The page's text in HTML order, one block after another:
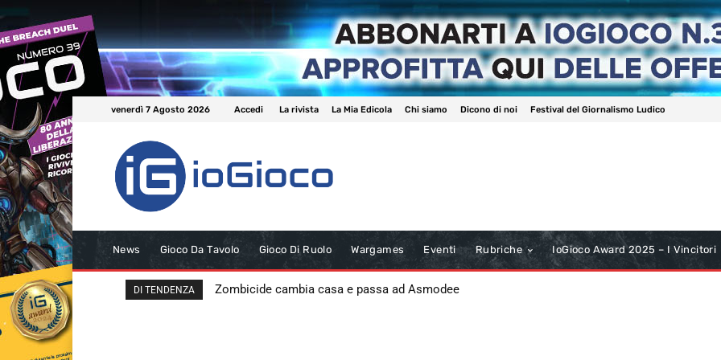
venerdì 7 Agosto 2026 Accedi La rivista La Mia Edicola Chi siamo Dicono di noi Festival del Giornalismo Ludico
News Gioco Da Tavolo Gioco Di Ruolo Wargames Eventi Rubriche IoGioco Award 2025 – I Vincitori
DI TENDENZA Zombicide cambia casa e passa ad Asmodee